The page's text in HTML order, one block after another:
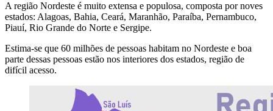
A região Nordeste é muito extensa e populosa, composta por noves
estados: Alagoas, Bahia, Ceará, Maranhão, Paraíba, Pernambuco,
Piauí, Rio Grande do Norte e Sergipe.
Estima-se que 60 milhões de pessoas habitam no Nordeste e boa
parte dessas pessoas estão nos interiores dos estados, região de
difícil acesso.